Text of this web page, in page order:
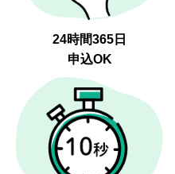
24時間365日
申込OK